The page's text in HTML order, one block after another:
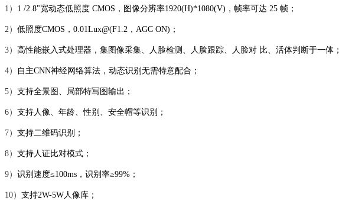
1） 1 /2.8"宽动态低照度 CMOS，图像分辨率1920(H)*1080(V)，帧率可达 25 帧；
2） 低照度CMOS，0.01Lux@(F1.2，AGC ON)；
3） 高性能嵌入式处理器，集图像采集、人脸检测、人脸跟踪、人脸对 比、活体判断于一体；
4） 自主CNN神经网络算法，动态识别无需特意配合；
5） 支持全景图、局部特写图输出；
6） 支持人像、年龄、性别、安全帽等识别；
7） 支持二维码识别；
8） 支持人证比对模式；
9） 识别速度≤100ms，识别率≥99%；
10） 支持2W-5W人像库；